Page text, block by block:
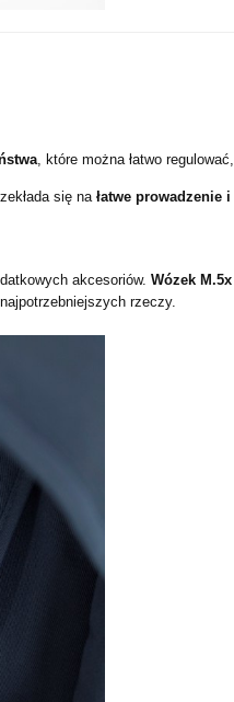
, które można łatwo
się na łatwe prowadzenie
akcesoriów. Wózek
rzeczy.